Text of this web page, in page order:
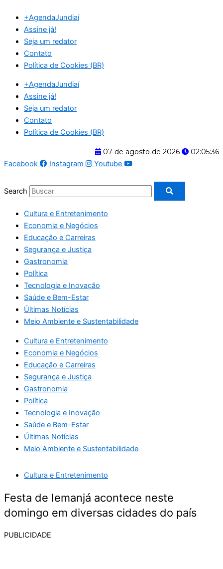
para
conteúdo
+AgendaJundiaí
Assine já!
Seja um redator
Contato
Política de Cookies (BR)
+AgendaJundiaí
Assine já!
Seja um redator
Contato
Política de Cookies (BR)
07 de agosto de 2026
02:05:36
Facebook
Instagram Youtube
Search
Cultura e Entretenimento
Economia e Negócios
Educação e Carreiras
Segurança e Justiça
Gastronomia
Política
Tecnologia e Inovação
Saúde e Bem-Estar
Últimas Notícias
Meio Ambiente e Sustentabilidade
Cultura e Entretenimento
Economia e Negócios
Educação e Carreiras
Segurança e Justiça
Gastronomia
Política
Tecnologia e Inovação
Saúde e Bem-Estar
Últimas Notícias
Meio Ambiente e Sustentabilidade
Cultura e Entretenimento
Festa de Iemanjá acontece neste
domingo em diversas cidades do país
PUBLICIDADE